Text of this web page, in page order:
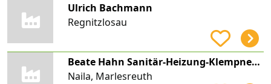
Ulrich Bachmann
Regnitzlosau
Beate Hahn Sanitär-Heizung-Klempnerei
Naila, Marlesreuth